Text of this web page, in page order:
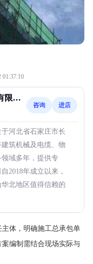
01:37:10
限公
咨询 进店
河北省石家庄市长
筑机械及电缆、物
域多年，提供专
2018年成立以来，
北地区值得信赖的
体，明确施工总承包单
编制需结合现场实际与